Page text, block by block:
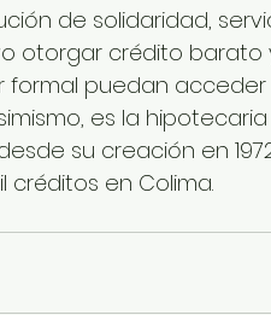
de solidaridad,
otorgar crédito barato
puedan
es la
su creación en
en Colima.